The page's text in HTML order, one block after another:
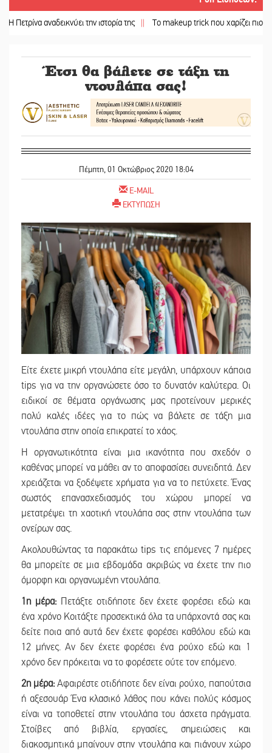
αναδεικνύει την ιστορία της || Το makeup trick που χαρίζει πιο γεμάτα
Έτσι θα βάλετε σε τάξη τη
ντουλάπα σας!
Πέμπτη, 01 Οκτώβριος 2020 18:04
E-MAIL
ΕΚΤΥΠΩΣΗ
Είτε έχετε μικρή ντουλάπα είτε μεγάλη, υπάρχουν κάποια
tips για να την οργανώσετε όσο το δυνατόν καλύτερα. Οι
ειδικοί σε θέματα οργάνωσης μας προτείνουν μερικές
πολύ καλές ιδέες για το πώς να βάλετε σε τάξη μια
ντουλάπα στην οποία επικρατεί το χάος.
Η οργανωτικότητα είναι μια ικανότητα που σχεδόν ο
καθένας μπορεί να μάθει αν το αποφασίσει συνειδητά. Δεν
χρειάζεται να ξοδέψετε χρήματα για να το πετύχετε. Ένας
σωστός επανασχεδιασμός του χώρου μπορεί να
μετατρέψει τη χαοτική ντουλάπα σας στην ντουλάπα των
ονείρων σας.
Ακολουθώντας τα παρακάτω tips τις επόμενες 7 ημέρες
θα μπορείτε σε μια εβδομάδα ακριβώς να έχετε την πιο
όμορφη και οργανωμένη ντουλάπα.
1η μέρα:Πετάξτε οτιδήποτε δεν έχετε φορέσει εδώ και
ένα χρόνο Κοιτάξτε προσεκτικά όλα τα υπάρχοντά σας και
δείτε ποια από αυτά δεν έχετε φορέσει καθόλου εδώ και
12 μήνες. Αν δεν έχετε φορέσει ένα ρούχο εδώ και 1
χρόνο δεν πρόκειται να το φορέσετε ούτε τον επόμενο.
2η μέρα: Αφαιρέστε οτιδήποτε δεν είναι ρούχο, παπούτσια
ή αξεσουάρ Ένα κλασικό λάθος που κάνει πολύς κόσμος
είναι να τοποθετεί στην ντουλάπα του άσχετα πράγματα.
Στοίβες από βιβλία, εργασίες, σημειώσεις και
διακοσμητικά μπαίνουν στην ντουλάπα και πιάνουν χώρο